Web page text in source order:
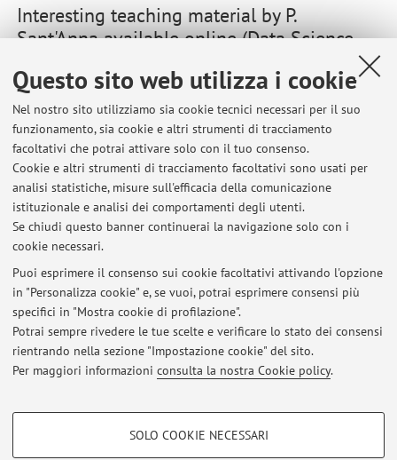
Questo sito web utilizza i cookie
Nel nostro sito utilizziamo sia cookie tecnici necessari per il suo
funzionamento, sia cookie e altri strumenti di tracciamento
facoltativi che potrai attivare solo con il tuo consenso.
Cookie e altri strumenti di tracciamento facoltativi sono usati per
analisi statistiche, misure sull'efficacia della comunicazione
istituzionale e analisi dei comportamenti degli utenti.
Se chiudi questo banner continuerai la navigazione solo con i
cookie necessari.
Puoi esprimere il consenso sui cookie facoltativi attivando l'opzione
in "Personalizza cookie" e, se vuoi, potrai esprimere consensi più
specifici in "Mostra cookie di profilazione".
Potrai sempre rivedere le tue scelte e verificare lo stato dei consensi
rientrando nella sezione "Impostazione cookie" del sito.
Per maggiori informazioni consulta la nostra Cookie policy.
COOKIE DI PROFILAZIONE - FACOLTATIVI
SOLO COOKIE NECESSARI
Interesting teaching material by P.
Sant'Anna available online (Data Science
See more here
Econ 520 (psantanna.com)
[https://psantanna.com/Econ520/index.html]
A modern class on Data Science for Economists
Pubblicato il: 05 giugno 2024
Ultimi avvisi
Interesting teaching material by P. Sant'Anna available online (Data
Science for Economists)
Pubblicato il: 05 giugno 2024
Area riservata